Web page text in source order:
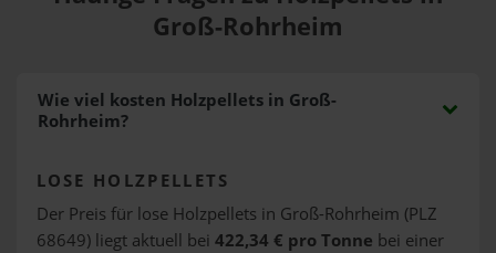
Groß-Rohrheim
Wie viel kosten Holzpellets in Groß-
Rohrheim?
LOSE HOLZPELLETS
Der Preis für lose Holzpellets in Groß-Rohrheim (PLZ
68649) liegt aktuell bei 422,34 € pro Tonne bei einer